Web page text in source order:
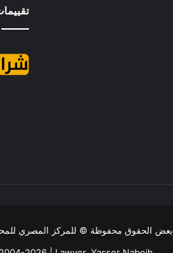
بعض الحقوق محفوظة © للمركز المصري